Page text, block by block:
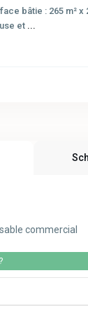
bâtie : 265 m² x
et ...
commercial